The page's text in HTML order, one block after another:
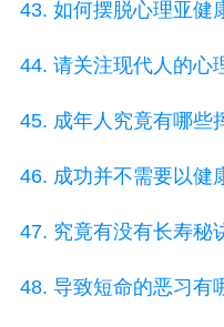
43. 如何摆脱心理亚健
44. 请关注现代人的心
45. 成年人究竟有哪些
46. 成功并不需要以健
47. 究竟有没有长寿秘
48. 导致短命的恶习有